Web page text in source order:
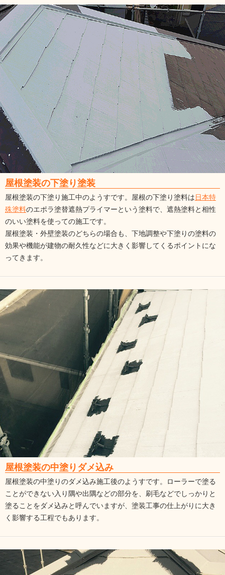
屋根塗装の下塗り塗装
屋根塗装の下塗り施工中のようすです。屋根の下塗り塗料は日本特
殊塗料のエポラ塗替遮熱プライマーという塗料で、遮熱塗料と相性
のいい塗料を使っての施工です。
屋根塗装・外壁塗装のどちらの場合も、下地調整や下塗りの塗料の
効果や機能が建物の耐久性などに大きく影響してくるポイントにな
ってきます。
屋根塗装の中塗りダメ込み
屋根塗装の中塗りのダメ込み施工後のようすです。ローラーで塗る
ことができない入り隅や出隅などの部分を、刷毛などでしっかりと
塗ることをダメ込みと呼んでいますが、塗装工事の仕上がりに大き
く影響する工程でもあります。